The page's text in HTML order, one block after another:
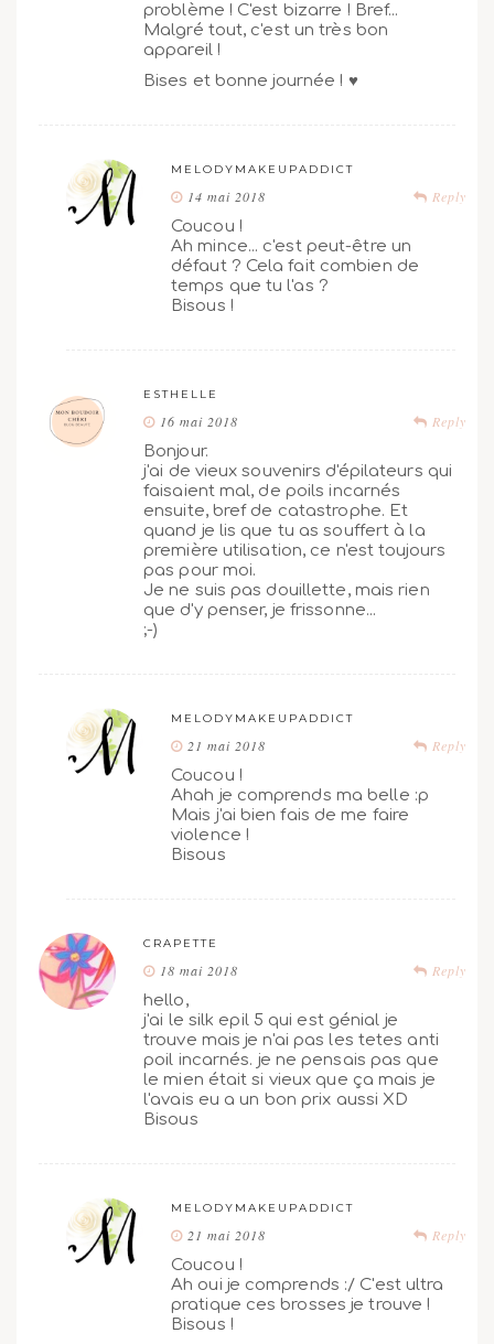
problème ! C'est bizarre ! Bref...
Malgré tout, c'est un très bon
appareil !
Bises et bonne journée ! ♥
MELODYMAKEUPADDICT
Reply
14 mai 2018
Coucou !
Ah mince... c'est peut-être un
défaut ? Cela fait combien de
temps que tu l'as ?
Bisous !
ESTHELLE
Reply
16 mai 2018
Bonjour.
j'ai de vieux souvenirs d'épilateurs qui
faisaient mal, de poils incarnés
ensuite, bref de catastrophe. Et
quand je lis que tu as souffert à la
première utilisation, ce n'est toujours
pas pour moi.
Je ne suis pas douillette, mais rien
que d'y penser, je frissonne...
;-)
MELODYMAKEUPADDICT
Reply
21 mai 2018
Coucou !
Ahah je comprends ma belle :p
Mais j'ai bien fais de me faire
violence !
Bisous
CRAPETTE
Reply
18 mai 2018
hello,
j'ai le silk epil 5 qui est génial je
trouve mais je n'ai pas les tetes anti
poil incarnés. je ne pensais pas que
le mien était si vieux que ça mais je
l'avais eu a un bon prix aussi XD
Bisous
MELODYMAKEUPADDICT
Reply
21 mai 2018
Coucou !
Ah oui je comprends :/ C'est ultra
pratique ces brosses je trouve !
Bisous !